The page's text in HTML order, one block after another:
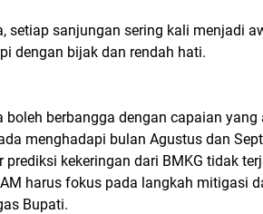
setiap sanjungan sering kali menjadi
dengan bijak dan rendah hati.
boleh berbangga dengan capaian
menghadapi bulan Agustus dan
prediksi kekeringan dari BMKG tidak
harus fokus pada langkah mitigasi
Bupati.